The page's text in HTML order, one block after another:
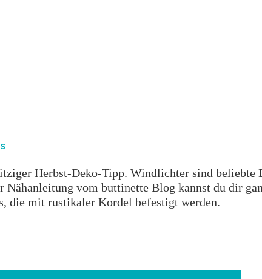
Herbst-Deko-Tipp. Windlichter sind beliebte
Nähanleitung vom buttinette Blog kannst du dir
die mit rustikaler Kordel befestigt werden.